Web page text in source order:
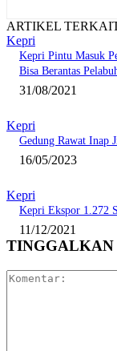
ARTIKEL
Kepri
Kepri Pintu Masuk
Bisa Berantas
31/08/2021
Kepri
Gedung Rawat Inap
16/05/2023
Kepri
Kepri Ekspor 1.272
11/12/2021
TINGGALKAN